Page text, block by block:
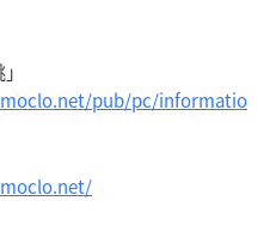
pub/pc/informatio